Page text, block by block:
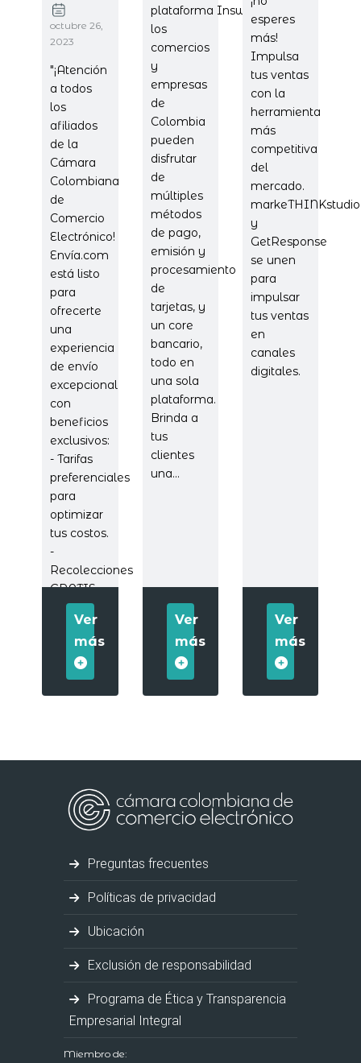
octubre 26,
2023
"¡Atención
a todos
los
afiliados
de la
Cámara
Colombiana
de
Comercio
Electrónico!
Envía.com
está listo
para
ofrecerte
una
experiencia
de envío
excepcional
con
beneficios
exclusivos:
- Tarifas
preferenciales
para
optimizar
tus costos.
-
Recolecciones
GRATIS...
Ver
más
plataforma Inswitch,
los
comercios
y
empresas
de
Colombia
pueden
disfrutar
de
múltiples
métodos
de pago,
emisión y
procesamiento
de
tarjetas, y
un core
bancario,
todo en
una sola
plataforma.
Brinda a
tus
clientes
una...
Ver
más
esperes
más!
Impulsa
tus ventas
con la
herramienta
más
competitiva
del
mercado.
markeTHINKstudio
y
GetResponse
se unen
para
impulsar
tus ventas
en
canales
digitales.
Ver
más
Preguntas frecuentes
Políticas de privacidad
Ubicación
Exclusión de responsabilidad
Programa de Ética y Transparencia
Empresarial Integral
Miembro de: